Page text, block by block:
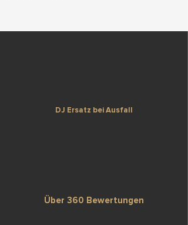
DJ Ersatz bei Ausfall
Über 360 Bewertungen